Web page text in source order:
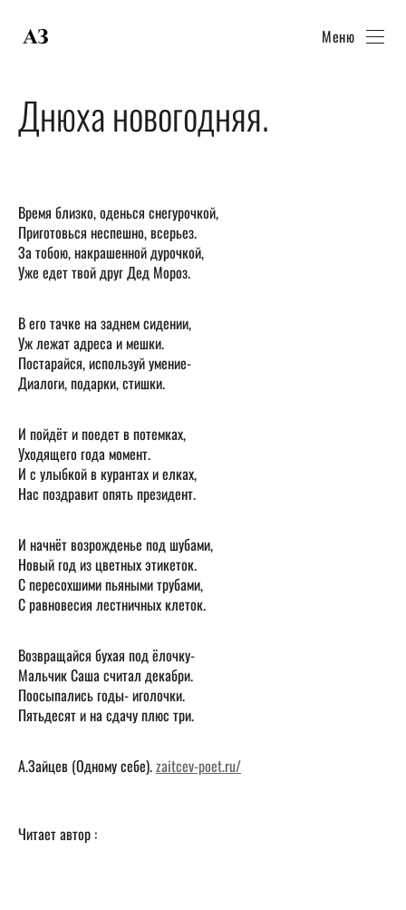
Меню
Днюха новогодняя.
Время близко, оденься снегурочкой,
Приготовься неспешно, всерьез.
За тобою, накрашенной дурочкой,
Уже едет твой друг Дед Мороз.
В его тачке на заднем сидении,
Уж лежат адреса и мешки.
Постарайся, используй умение-
Диалоги, подарки, стишки.
И пойдёт и поедет в потемках,
Уходящего года момент.
И с улыбкой в курантах и елках,
Нас поздравит опять президент.
И начнёт возрожденье под шубами,
Новый год из цветных этикеток.
С пересохшими пьяными трубами,
С равновесия лестничных клеток.
Возвращайся бухая под ёлочку-
Мальчик Саша считал декабри.
Поосыпались годы- иголочки.
Пятьдесят и на сдачу плюс три.
А.Зайцев (Одному себе).zaitcev-poet.ru/
Читает автор :